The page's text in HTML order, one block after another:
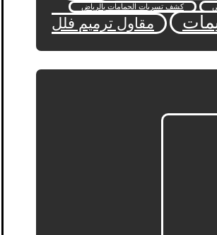
كشف تسربات الحمامات بالرياض
مقاول ترميم فلل